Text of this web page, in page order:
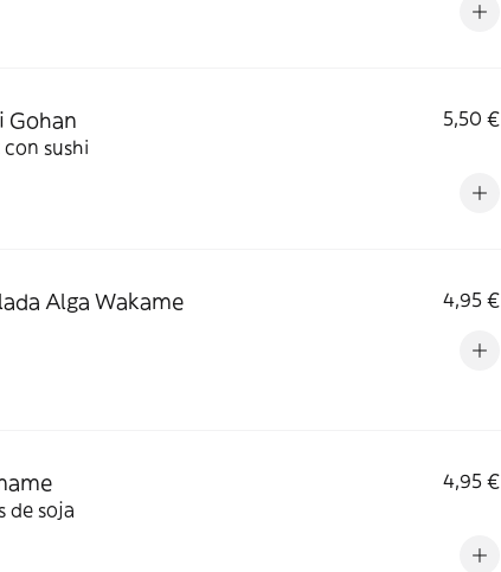
Gohan
5,50 €
sushi
Alga Wakame 4,95 €
4,95 €
de soja